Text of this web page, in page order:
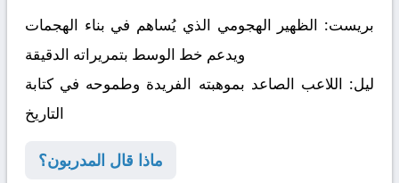
بريست: الظهير الهجومي الذي يُساهم في بناء الهجمات
ويدعم خط الوسط بتمريراته الدقيقة
ليل: اللاعب الصاعد بموهبته الفريدة وطموحه في كتابة
التاريخ
ماذا قال المدربون؟